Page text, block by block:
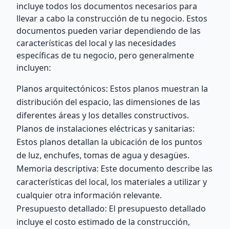
incluye todos los documentos necesarios para
llevar a cabo la construcción de tu negocio. Estos
documentos pueden variar dependiendo de las
características del local y las necesidades
específicas de tu negocio, pero generalmente
incluyen:
Planos arquitectónicos: Estos planos muestran la
distribución del espacio, las dimensiones de las
diferentes áreas y los detalles constructivos.
Planos de instalaciones eléctricas y sanitarias:
Estos planos detallan la ubicación de los puntos
de luz, enchufes, tomas de agua y desagües.
Memoria descriptiva: Este documento describe las
características del local, los materiales a utilizar y
cualquier otra información relevante.
Presupuesto detallado: El presupuesto detallado
incluye el costo estimado de la construcción,